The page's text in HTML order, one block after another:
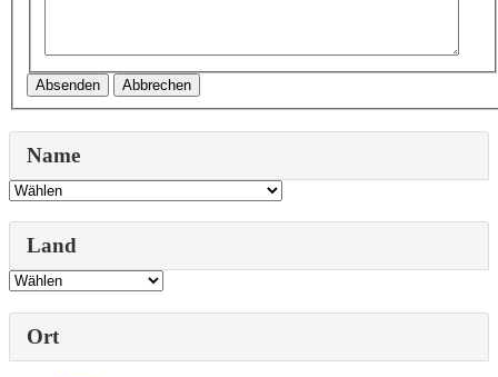
Absenden Abbrechen
Name
Land
Ort